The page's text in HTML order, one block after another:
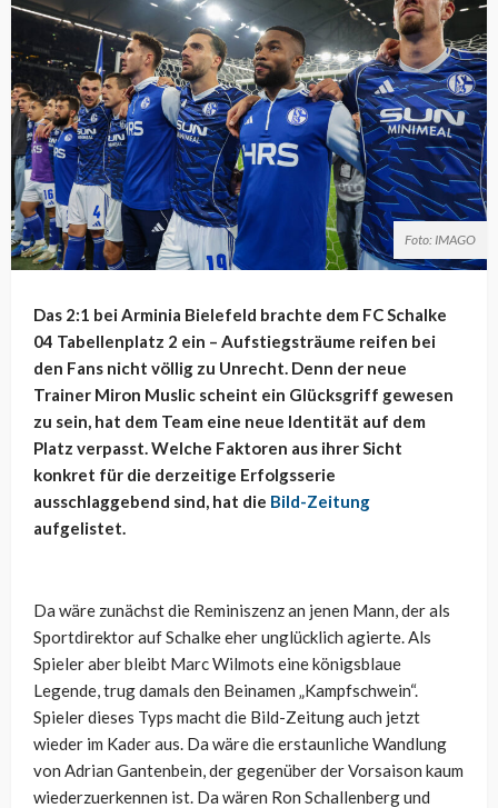
Foto: IMAGO
Das 2:1 bei Arminia Bielefeld brachte dem FC Schalke
04 Tabellenplatz 2 ein – Aufstiegsträume reifen bei
den Fans nicht völlig zu Unrecht. Denn der neue
Trainer Miron Muslic scheint ein Glücksgriff gewesen
zu sein, hat dem Team eine neue Identität auf dem
Platz verpasst. Welche Faktoren aus ihrer Sicht
konkret für die derzeitige Erfolgsserie
ausschlaggebend sind, hat die Bild-Zeitung
aufgelistet.
Da wäre zunächst die Reminiszenz an jenen Mann, der als
Sportdirektor auf Schalke eher unglücklich agierte. Als
Spieler aber bleibt Marc Wilmots eine königsblaue
Legende, trug damals den Beinamen „Kampfschwein“.
Spieler dieses Typs macht die Bild-Zeitung auch jetzt
wieder im Kader aus. Da wäre die erstaunliche Wandlung
von Adrian Gantenbein, der gegenüber der Vorsaison kaum
wiederzuerkennen ist. Da wären Ron Schallenberg und